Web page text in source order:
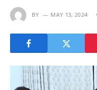
BY MAY 13, 2024